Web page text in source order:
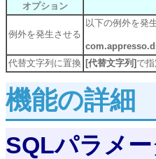
オプション
例外を発生させる
以下の例外を発
代替文字列に置換 [代替文字列] で
機能の詳細
SQLパラメー